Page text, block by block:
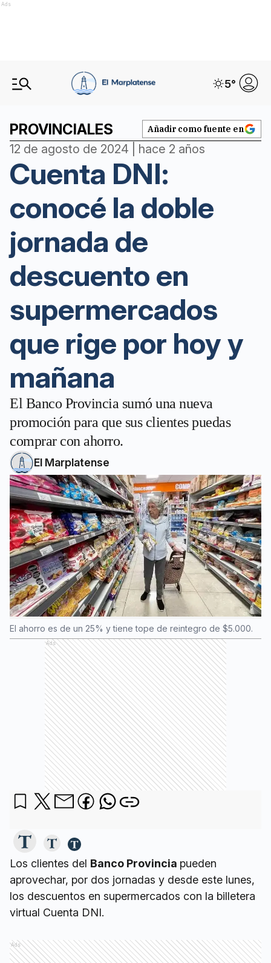
Ads
5°
PROVINCIALES Añadir como fuente en
12 de agosto de 2024 | hace 2 años
Cuenta DNI:
conocé la doble
jornada de
descuento en
supermercados
que rige por hoy y
mañana
El Banco Provincia sumó una nueva
promoción para que sus clientes puedas
comprar con ahorro.
El Marplatense
El ahorro es de un 25% y tiene tope de reintegro de $5.000.
Ads
Los clientes del Banco Provincia pueden
aprovechar, por dos jornadas y desde este lunes,
los descuentos en supermercados con la billetera
virtual Cuenta DNI.
Ads